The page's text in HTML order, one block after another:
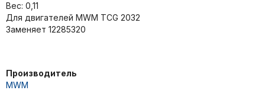
Вес: 0,11
Для двигателей MWM TCG 2032
Заменяет 12285320
Производитель
MWM